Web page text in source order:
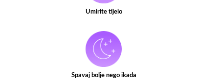
Umirite tijelo
Spavaj bolje nego ikada